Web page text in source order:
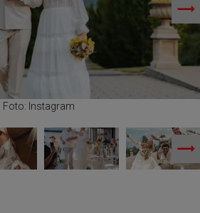
Foto: Instagram